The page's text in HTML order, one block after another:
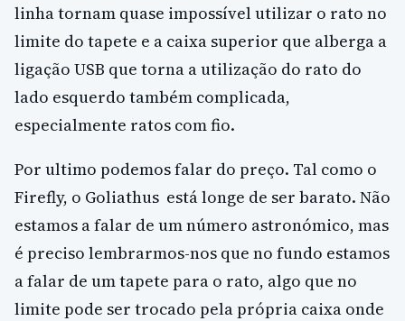
linha tornam quase impossível utilizar o rato no
limite do tapete e a caixa superior que alberga a
ligação USB que torna a utilização do rato do
lado esquerdo também complicada,
especialmente ratos com fio.
Por ultimo podemos falar do preço. Tal como o
Firefly, o Goliathus está longe de ser barato. Não
estamos a falar de um número astronómico, mas
é preciso lembrarmos-nos que no fundo estamos
a falar de um tapete para o rato, algo que no
limite pode ser trocado pela própria caixa onde